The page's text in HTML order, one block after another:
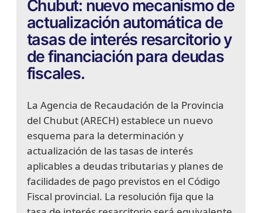
Chubut: nuevo mecanismo de
actualización automática de
tasas de interés resarcitorio y
de financiación para deudas
fiscales.
La Agencia de Recaudación de la Provincia
del Chubut (ARECH) establece un nuevo
esquema para la determinación y
actualización de las tasas de interés
aplicables a deudas tributarias y planes de
facilidades de pago previstos en el Código
Fiscal provincial. La resolución fija que la